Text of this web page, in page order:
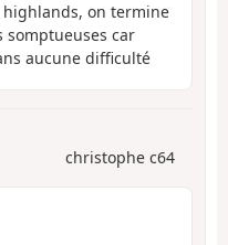
on termine
somptueuses car
aucune difficulté
christophe c64